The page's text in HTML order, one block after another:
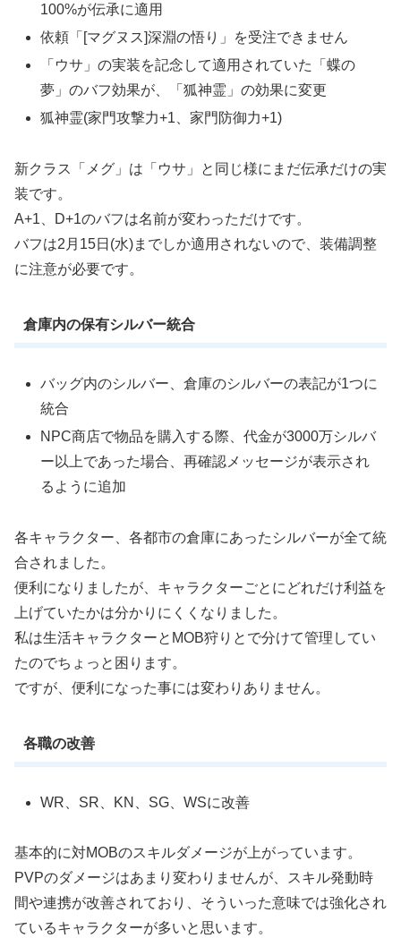
100%が伝承に適用
依頼「[マグヌス]深淵の悟り」を受注できません
「ウサ」の実装を記念して適用されていた「蝶の
夢」のバフ効果が、「狐神霊」の効果に変更
狐神霊(家門攻撃力+1、家門防御力+1)
新クラス「メグ」は「ウサ」と同じ様にまだ伝承だけの実
装です。
A+1、D+1のバフは名前が変わっただけです。
バフは2月15日(水)までしか適用されないので、装備調整
に注意が必要です。
倉庫内の保有シルバー統合
バッグ内のシルバー、倉庫のシルバーの表記が1つに
統合
NPC商店で物品を購入する際、代金が3000万シルバ
ー以上であった場合、再確認メッセージが表示され
るように追加
各キャラクター、各都市の倉庫にあったシルバーが全て統
合されました。
便利になりましたが、キャラクターごとにどれだけ利益を
上げていたかは分かりにくくなりました。
私は生活キャラクターとMOB狩りとで分けて管理してい
たのでちょっと困ります。
ですが、便利になった事には変わりありません。
各職の改善
WR、SR、KN、SG、WSに改善
基本的に対MOBのスキルダメージが上がっています。
PVPのダメージはあまり変わりませんが、スキル発動時
間や連携が改善されており、そういった意味では強化され
ているキャラクターが多いと思います。